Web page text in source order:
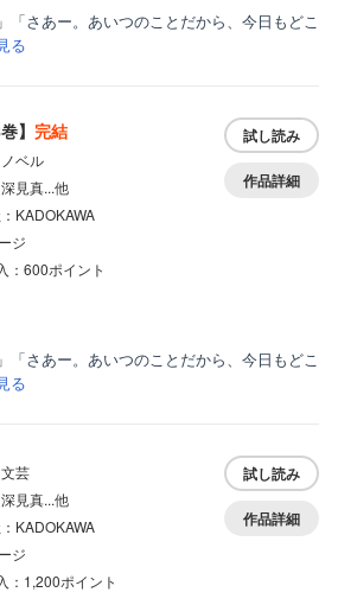
「さあー。あいつのことだから、今日もどこ
る
】 完結
ベル
見真...他
KADOKAWA
ジ
：600ポイント
試し読み
作品詳細
「さあー。あいつのことだから、今日もどこ
る
芸
見真...他
KADOKAWA
ジ
：1,200ポイント
試し読み
作品詳細